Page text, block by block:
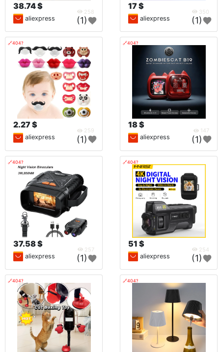
38.74 $
258
aliexpress (1)
17 $
350
aliexpress (1)
🔗404?
2.27 $
259
aliexpress (1)
🔗404?
18 $
147
aliexpress (1)
🔗404?
37.58 $
257
aliexpress (1)
🔗404?
51 $
254
aliexpress (1)
🔗404? 🔗404?